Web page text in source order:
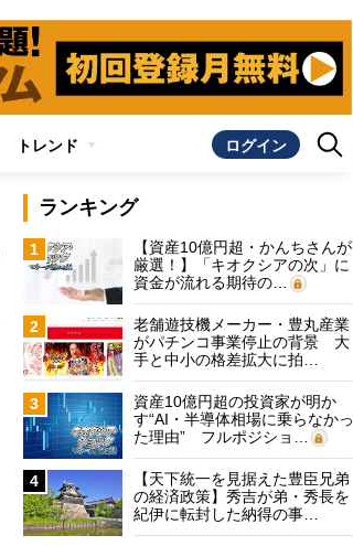
トレンド ログイン
ランキング
1
【資産10億円超・かんちさんが
厳選！】「キオクシアの次」に
資金が流れる期待の…
2
老舗遊技機メーカー・豊丸産業
がパチンコ事業停止の背景 大
手と中小の格差拡大に拍…
3
資産10億円超の投資家が明か
す“AI・半導体相場に乗らなかっ
た理由” フルポジショ…
4
【天下統一を見据えた豊臣兄弟
の経済政策】秀吉が弟・秀長を
紀伊に転封した納得の事…